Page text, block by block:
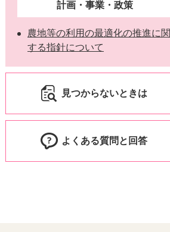
計画・事業・政策
農地等の利用の最適化の推進に関
する指針について
見つからないときは
よくある質問と回答